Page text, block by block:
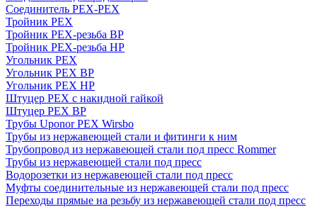
Соединитель PEX-PEX
Тройник PEX
Тройник PEX-резьба ВР
Тройник PEX-резьба НР
Угольник PEX
Угольник PEX ВР
Угольник PEX НР
Штуцер PEX c накидной гайкой
Штуцер PEX ВР
Трубы Uponor PEX Wirsbo
Трубы из нержавеющей стали и фитинги к ним
Трубопровод из нержавеющей стали под пресс Rommer
Трубы из нержавеющей стали под пресс
Водорозетки из нержавеющей стали под пресс
Муфты соединительные из нержавеющей стали под пресс
Переходы прямые на резьбу из нержавеющей стали под пресс